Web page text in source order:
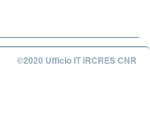
©2020 Ufficio IT IRCRES CNR